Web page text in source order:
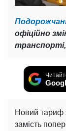
офіційно
Новий тариф
замість